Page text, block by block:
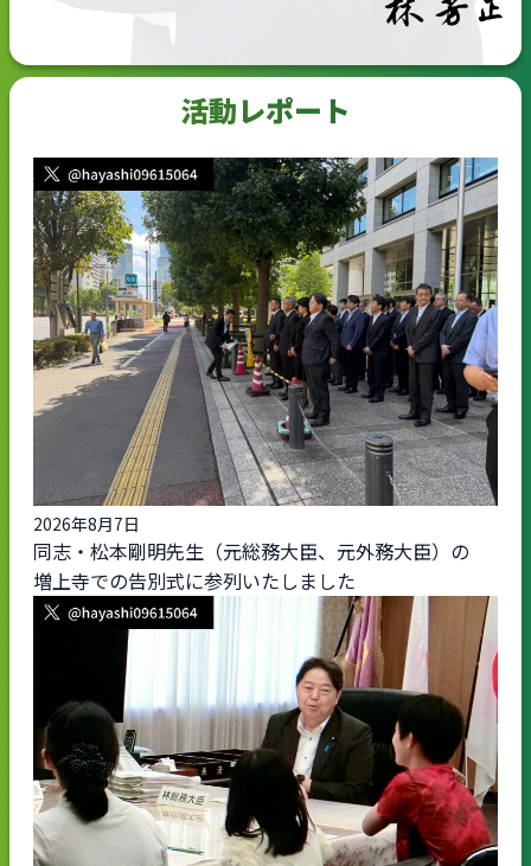
活動レポート
2026年8月7日
同志・松本剛明先生（元総務大臣、元外務大臣）の
増上寺での告別式に参列いたしました